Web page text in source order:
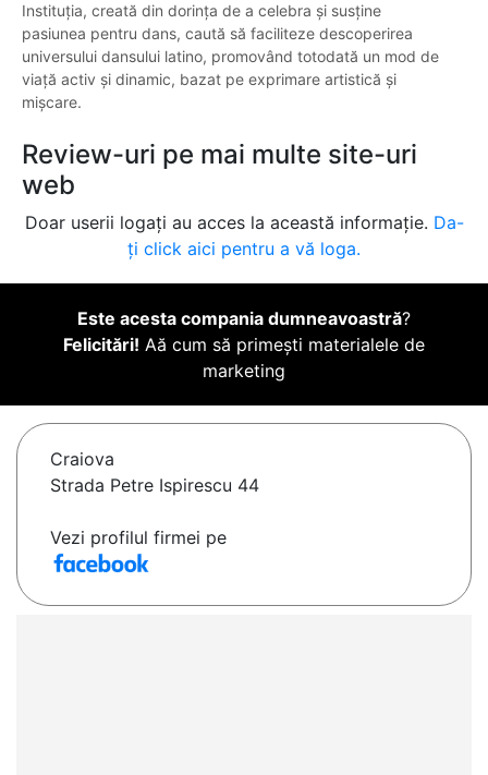
Instituția, creată din dorința de a celebra și susține
pasiunea pentru dans, caută să faciliteze descoperirea
universului dansului latino, promovând totodată un mod de
viață activ și dinamic, bazat pe exprimare artistică și
mișcare.
Review-uri pe mai multe site-uri
web
Doar userii logați au acces la această informație. Da-
ți click aici pentru a vă loga.
Este acesta compania dumneavoastră?
Felicitări! Aă cum să primești materialele de
marketing
Craiova
Strada Petre Ispirescu 44
Vezi profilul firmei pe